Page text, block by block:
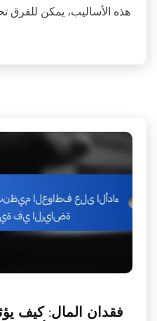
هذه الأساليب، يمكن للفرق
فقدان المال: كيف